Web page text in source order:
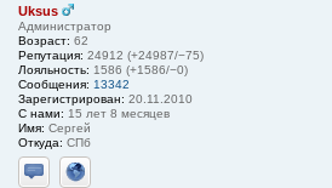
Uksus
Администратор
Возраст: 62
Репутация: 24912 (+24987/−75)
Лояльность: 1586 (+1586/−0)
Сообщения: 13342
Зарегистрирован: 20.11.2010
С нами: 15 лет 8 месяцев
Имя: Сергей
Откуда: СПб